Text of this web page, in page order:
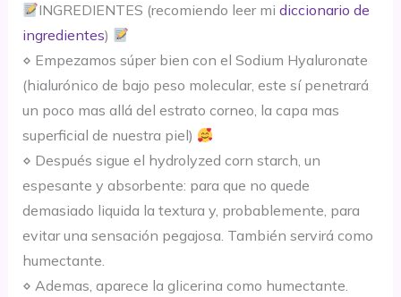
INGREDIENTES (recomiendo leer mi diccionario de
ingredientes)
⋄ Empezamos súper bien con el Sodium Hyaluronate
(hialurónico de bajo peso molecular, este sí penetrará
un poco mas allá del estrato corneo, la capa mas
superficial de nuestra piel)
⋄ Después sigue el hydrolyzed corn starch, un
espesante y absorbente: para que no quede
demasiado liquida la textura y, probablemente, para
evitar una sensación pegajosa. También servirá como
humectante.
⋄ Ademas, aparece la glicerina como humectante.